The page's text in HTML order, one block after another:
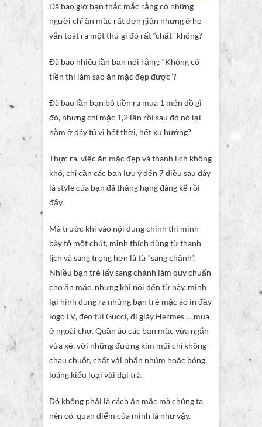
Đã bao giờ bạn thắc mắc rằng có những
người chỉ ăn mặc rất đơn giản nhưng ở họ
vẫn toát ra một thứ gì đó rất “chất” không?
Đã bao nhiêu lần bạn nói rằng: “Không có
tiền thì làm sao ăn mặc đẹp được”?
Đã bao lần bạn bỏ tiền ra mua 1 món đồ gì
đó, nhưng chỉ mặc 1,2 lần rồi sau đó nó lại
nằm ở đáy tủ vì hết thời, hết xu hướng?
Thực ra, việc ăn mặc đẹp và thanh lịch không
khó, chỉ cần các bạn lưu ý đến 7 điều sau đây
là style của bạn đã thăng hạng đáng kể rồi
đấy.
Mà trước khi vào nội dung chính thì mình
bày tỏ một chút, mình thích dùng từ thanh
lịch và sang trọng hơn là từ “sang chảnh”.
Nhiều bạn trẻ lấy sang chảnh làm quy chuẩn
cho ăn mặc, nhưng khi nói đến từ này, mình
lại hình dung ra những bạn trẻ mặc áo in đầy
logo LV, đeo túi Gucci, đi giày Hermes … mua
ở ngoài chợ. Quần áo các bạn mặc vừa ngắn
vừa xẻ, với những đường kim mũi chỉ không
chau chuốt, chất vải nhăn nhúm hoặc bóng
loáng kiểu loại vải đại trà.
Đó không phải là cách ăn mặc mà chúng ta
nên có, quan điểm của mình là như vậy.